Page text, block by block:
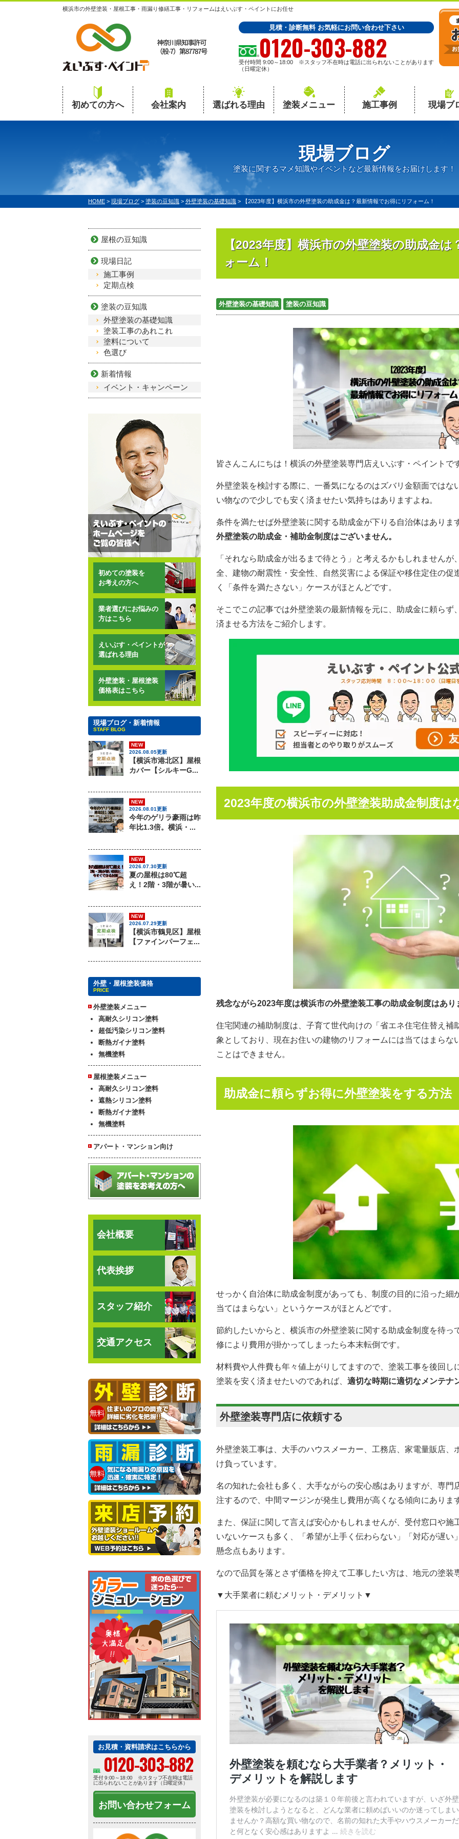
横浜市の外壁塗装・屋根工事・雨漏り修繕工事・リフォームはえいぶす・ペイントにお任せ
見積・診断無料 お気軽にお問い合わせ下さい
0120-303-882
受付時間 9:00～18:00 ※スタッフ不在時は電話に出られないことがあります
（日曜定休）
初めての方へ 会社案内 選ばれる理由 塗装メニュー 施工事例 現場ブ
現場ブログ
塗装に関するマメ知識やイベントなど最新情報をお届けします！
HOME > 現場ブログ > 塗装の豆知識 > 外壁塗装の基礎知識 > 【2023年度】横浜市の外壁塗装の助成金は？最新情報でお得にリフォーム！
【2023年度】横浜市の外壁塗装の助成金
ォーム！
外壁塗装の基礎知識 塗装の豆知識
皆さんこんにちは！横浜の外壁塗装専門店えいぶす・ペイントで
外壁塗装を検討する際に、一番気になるのはズバリ金額面ではな
い物なので少しでも安く済ませたい気持ちはありますよね。
条件を満たせば外壁塗装に関する助成金が下りる自治体はありま
外壁塗装の助成金・補助金制度はございません。
「それなら助成金が出るまで待とう」と考えるかもしれません
全、建物の耐震性・安全性、自然災害による保証や移住定住の促
く「条件を満たさない」ケースがほとんどです。
そこでこの記事では外壁塗装の最新情報を元に、助成金に頼らず
済ませる方法をご紹介します。
2023年度の横浜市の外壁塗装助成金制度は
残念ながら2023年度は横浜市の外壁塗装工事の助成金制度はあり
住宅関連の補助制度は、子育て世代向けの「省エネ住宅住替え補
象としており、現在お住いの建物のリフォームには当てはまらな
ことはできません。
助成金に頼らずお得に外壁塗装をする方法
せっかく自治体に助成金制度があっても、制度の目的に沿った細
当てはまらない」というケースがほとんどです。
節約したいからと、横浜市の外壁塗装に関する助成金制度を待っ
修により費用が掛かってしまったら本末転倒です。
材料費や人件費も年々値上がりしてますので、塗装工事を後回し
塗装を安く済ませたいのであれば、 適切な時期に適切なメンテナ
外壁塗装専門店に依頼する
外壁塗装工事は、大手のハウスメーカー、工務店、家電量販店、
け負っています。
名の知れた会社も多く、大手ながらの安心感はありますが、専門
注するので、中間マージンが発生し費用が高くなる傾向にありま
また、保証に関して言えば安心かもしれませんが、受付窓口や
いないケースも多く、「希望が上手く伝わらない」「対応が遅い
懸念点もあります。
なので品質を落とさず価格を抑えて工事したい方は、地元の塗装
▼大手業者に頼むメリット・デメリット▼
屋根の豆知識
現場日記
施工事例
定期点検
塗装の豆知識
外壁塗装の基礎知識
塗装工事のあれこれ
塗料について
色選び
新着情報
イベント・キャンペーン
初めての塗装を
お考えの方へ
業者選びにお悩みの
方はこちら
えいぶす・ペイントが
選ばれる理由
外壁塗装・屋根塗装
価格表はこちら
現場ブログ・新着情報
STAFF BLOG
NEW
2026.08.05更新
【横浜市港北区】屋根
カバー【シルキーG...
NEW
2026.08.01更新
今年のゲリラ豪雨は昨
年比1.3倍。横浜・...
NEW
2026.07.30更新
夏の屋根は80℃超
え！2階・3階が暑い...
NEW
2026.07.29更新
【横浜市鶴見区】屋根
【ファインパーフェ...
外壁・屋根塗装価格
PRICE
外壁塗装メニュー
高耐久シリコン塗料
超低汚染シリコン塗料
断熱ガイナ塗料
無機塗料
屋根塗装メニュー
高耐久シリコン塗料
遮熱シリコン塗料
断熱ガイナ塗料
無機塗料
アパート・マンション向け
会社概要
代表挨拶
スタッフ紹介
交通アクセス
お見積・資料請求はこちらから
0120-303-882
受付 9:00～18:00 ※スタッフ不在時は電話
に出られないことがあります（日曜定休）
お問い合わせフォーム